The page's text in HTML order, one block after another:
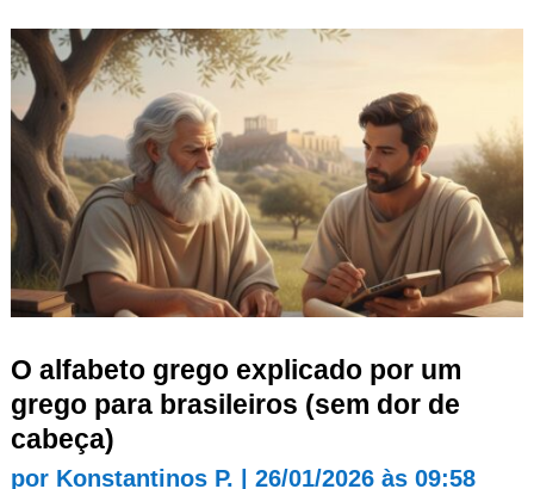
O alfabeto grego explicado por um
grego para brasileiros (sem dor de
cabeça)
por Konstantinos P. 26/01/2026 às 09:58